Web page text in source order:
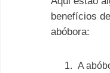
benefícios
abóbora:
A